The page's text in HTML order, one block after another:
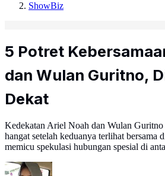
ShowBiz
5 Potret
dan Wulan Guritno,
Dekat
Kedekatan Ariel Noah dan Wulan
hangat setelah keduanya terlihat bersama
memicu spekulasi hubungan spesial di